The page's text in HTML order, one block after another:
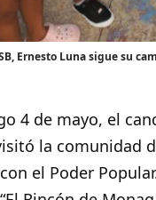
Ernesto Luna sigue su
4 de mayo, el
la comunidad
el Poder